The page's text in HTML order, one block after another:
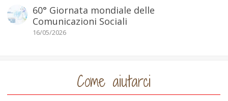
60° Giornata mondiale delle
Comunicazioni Sociali
16/05/2026
Come aiutarci